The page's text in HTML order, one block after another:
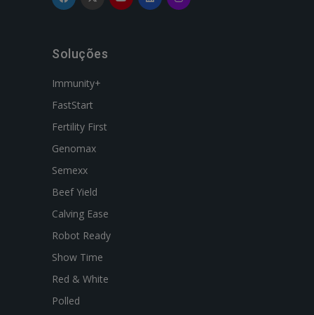
Soluções
Immunity+
FastStart
Fertility First
Genomax
Semexx
Beef Yield
Calving Ease
Robot Ready
Show Time
Red & White
Polled